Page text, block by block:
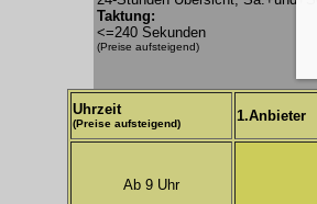
Taktung:
<=240 Sekunden
(Preise aufsteigend)
Uhrzeit
(Preise aufsteigend) 1.Anbieter
Ab 9 Uhr